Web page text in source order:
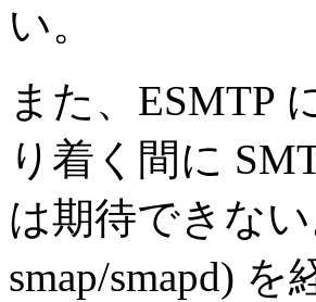
い。
また、ESMTP
り着く間に
は期待できな
smap/smapd)